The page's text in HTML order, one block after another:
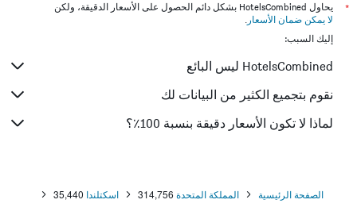
*
يحاول HotelsCombined بشكل دائم الحصول على الأسعار الدقيقة، ولكن
لا يمكن ضمان الأسعار .
إليك السبب:
HotelsCombined ليس البائع
نقوم بتجميع الكثير من البيانات لك
لماذا لا تكون الأسعار دقيقة بنسبة 100٪؟
الصفحة الرئيسية المملكة المتحدة 314,756 اسكتلندا 35,440